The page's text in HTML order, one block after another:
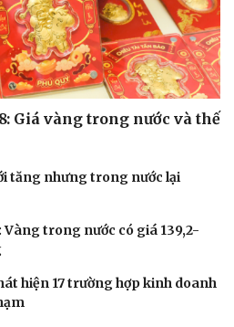
Giá vàng trong nước và thế
tăng nhưng trong nước lại
Vàng trong nước có giá 139,2-
hiện 17 trường hợp kinh doanh